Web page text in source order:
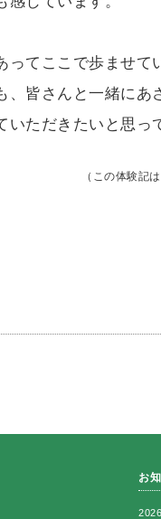
てここで歩ませて
皆さんと一緒にあ
ただきたいと思っ
（この体験記
お